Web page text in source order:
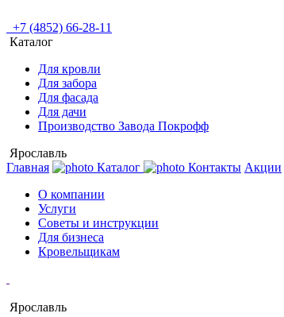
+7 (4852) 66-28-11
Каталог
Для кровли
Для забора
Для фасада
Для дачи
Производство Завода Покрофф
Ярославль
Главная
Каталог Контакты Акции
О компании
Услуги
Советы и инструкции
Для бизнеса
Кровельщикам
Ярославль